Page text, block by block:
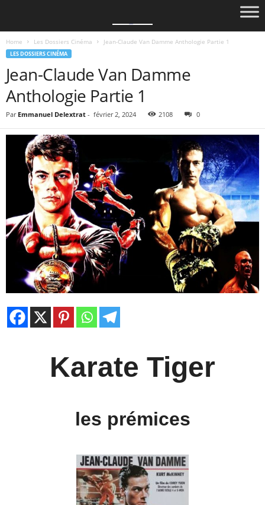
Home Les Dossiers Cinéma Jean-Claude Van Damme Anthologie Partie 1
LES DOSSIERS CINÉMA
Jean-Claude Van Damme
Anthologie Partie 1
Par Emmanuel Delextrat - février 2, 2024 2108 0
Karate Tiger
les prémices